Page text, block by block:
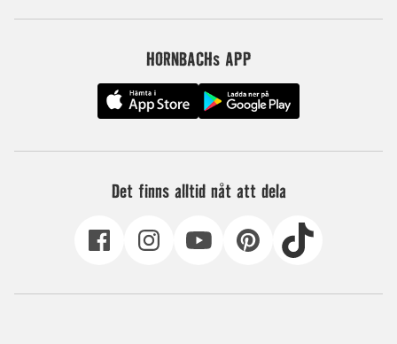
HORNBACHs APP
Det finns alltid nåt att dela